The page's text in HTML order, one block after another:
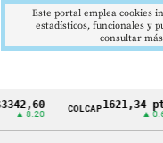
Cintillo
COLCAP1621,34 pts
Este portal emplea cookies
estadísticos, funcionales y
consultar